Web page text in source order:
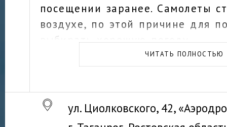
посещении заранее. Самолеты
воздухе, по этой причине для
выбирать хорошую погоду.
ЧИТАТЬ ПОЛНОСТЬЮ
ул. Циолковского, 42,